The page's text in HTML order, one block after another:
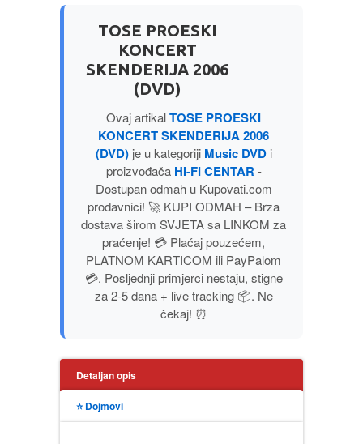
LJUBAVNI
MITOLOGIJA
MUZIKA
NAUČNA FANTASTIKA
NAUKA
POEZIJA
POPULARNA PSIHOLOGIJA
PUBLICISTIKA
TOSE PROESKI
KONCERT
SKENDERIJA 2006
(DVD)
Ovaj artikalTOSE PROESKI
KONCERT SKENDERIJA 2006
(DVD)je u kategoriji Music DVDi
proizvođača HI-FI CENTAR -
Dostupan odmah u Kupovati.com
prodavnici! 🚀 KUPI ODMAH – Brza
dostava širom SVJETA sa LINKOM za
praćenje! 💳 Plaćaj pouzećem,
PLATNOM KARTICOM ili PayPalom
💳. Posljednji primjerci nestaju, stigne
za 2-5 dana + live tracking 📦. Ne
čekaj! ⏰
Detaljan opis
⭐ Dojmovi